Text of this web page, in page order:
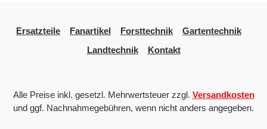
Ersatzteile Fanartikel Forsttechnik
Gartentechnik
Landtechnik
Kontakt
Alle Preise inkl. gesetzl. Mehrwertsteuer zzgl. Versandkosten
und ggf. Nachnahmegebühren, wenn nicht anders angegeben.